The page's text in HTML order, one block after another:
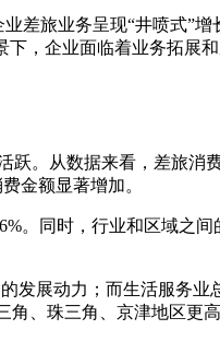
差旅业务呈现“井喷式”
，企业面临着业务拓展
。从数据来看，差旅消
金额显著增加。
。同时，行业和区域之
展动力；而生活服务业
、珠三角、京津地区更